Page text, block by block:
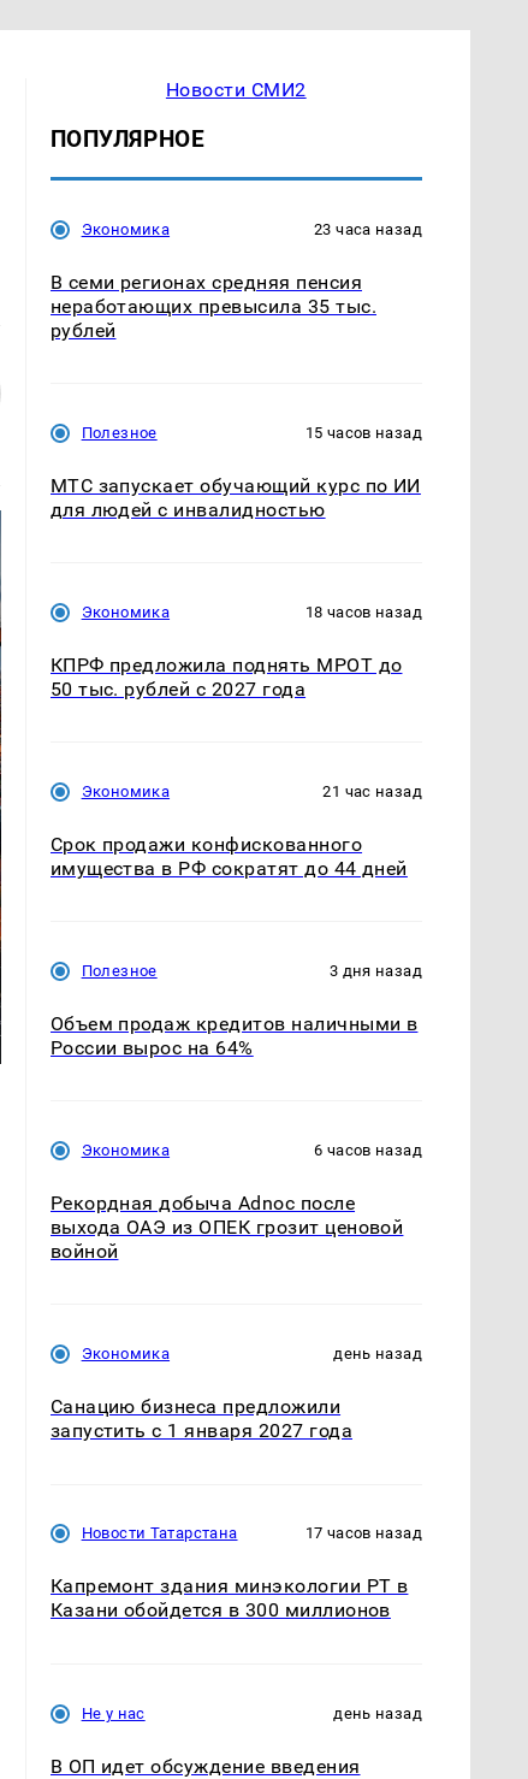
Новости СМИ2
ПОПУЛЯРНОЕ
Экономика 23 часа назад
В семи регионах средняя пенсия
неработающих превысила 35 тыс.
рублей
Полезное 15 часов назад
МТС запускает обучающий курс по ИИ
для людей с инвалидностью
Экономика 18 часов назад
КПРФ предложила поднять МРОТ до
50 тыс. рублей с 2027 года
Экономика 21 час назад
Срок продажи конфискованного
имущества в РФ сократят до 44 дней
Полезное 3 дня назад
Объем продаж кредитов наличными в
России вырос на 64%
Экономика 6 часов назад
Рекордная добыча Adnoc после
выхода ОАЭ из ОПЕК грозит ценовой
войной
Экономика день назад
Санацию бизнеса предложили
запустить с 1 января 2027 года
Новости Татарстана 17 часов назад
Капремонт здания минэкологии РТ в
Казани обойдется в 300 миллионов
Не у нас день назад
В ОП идет обсуждение введения